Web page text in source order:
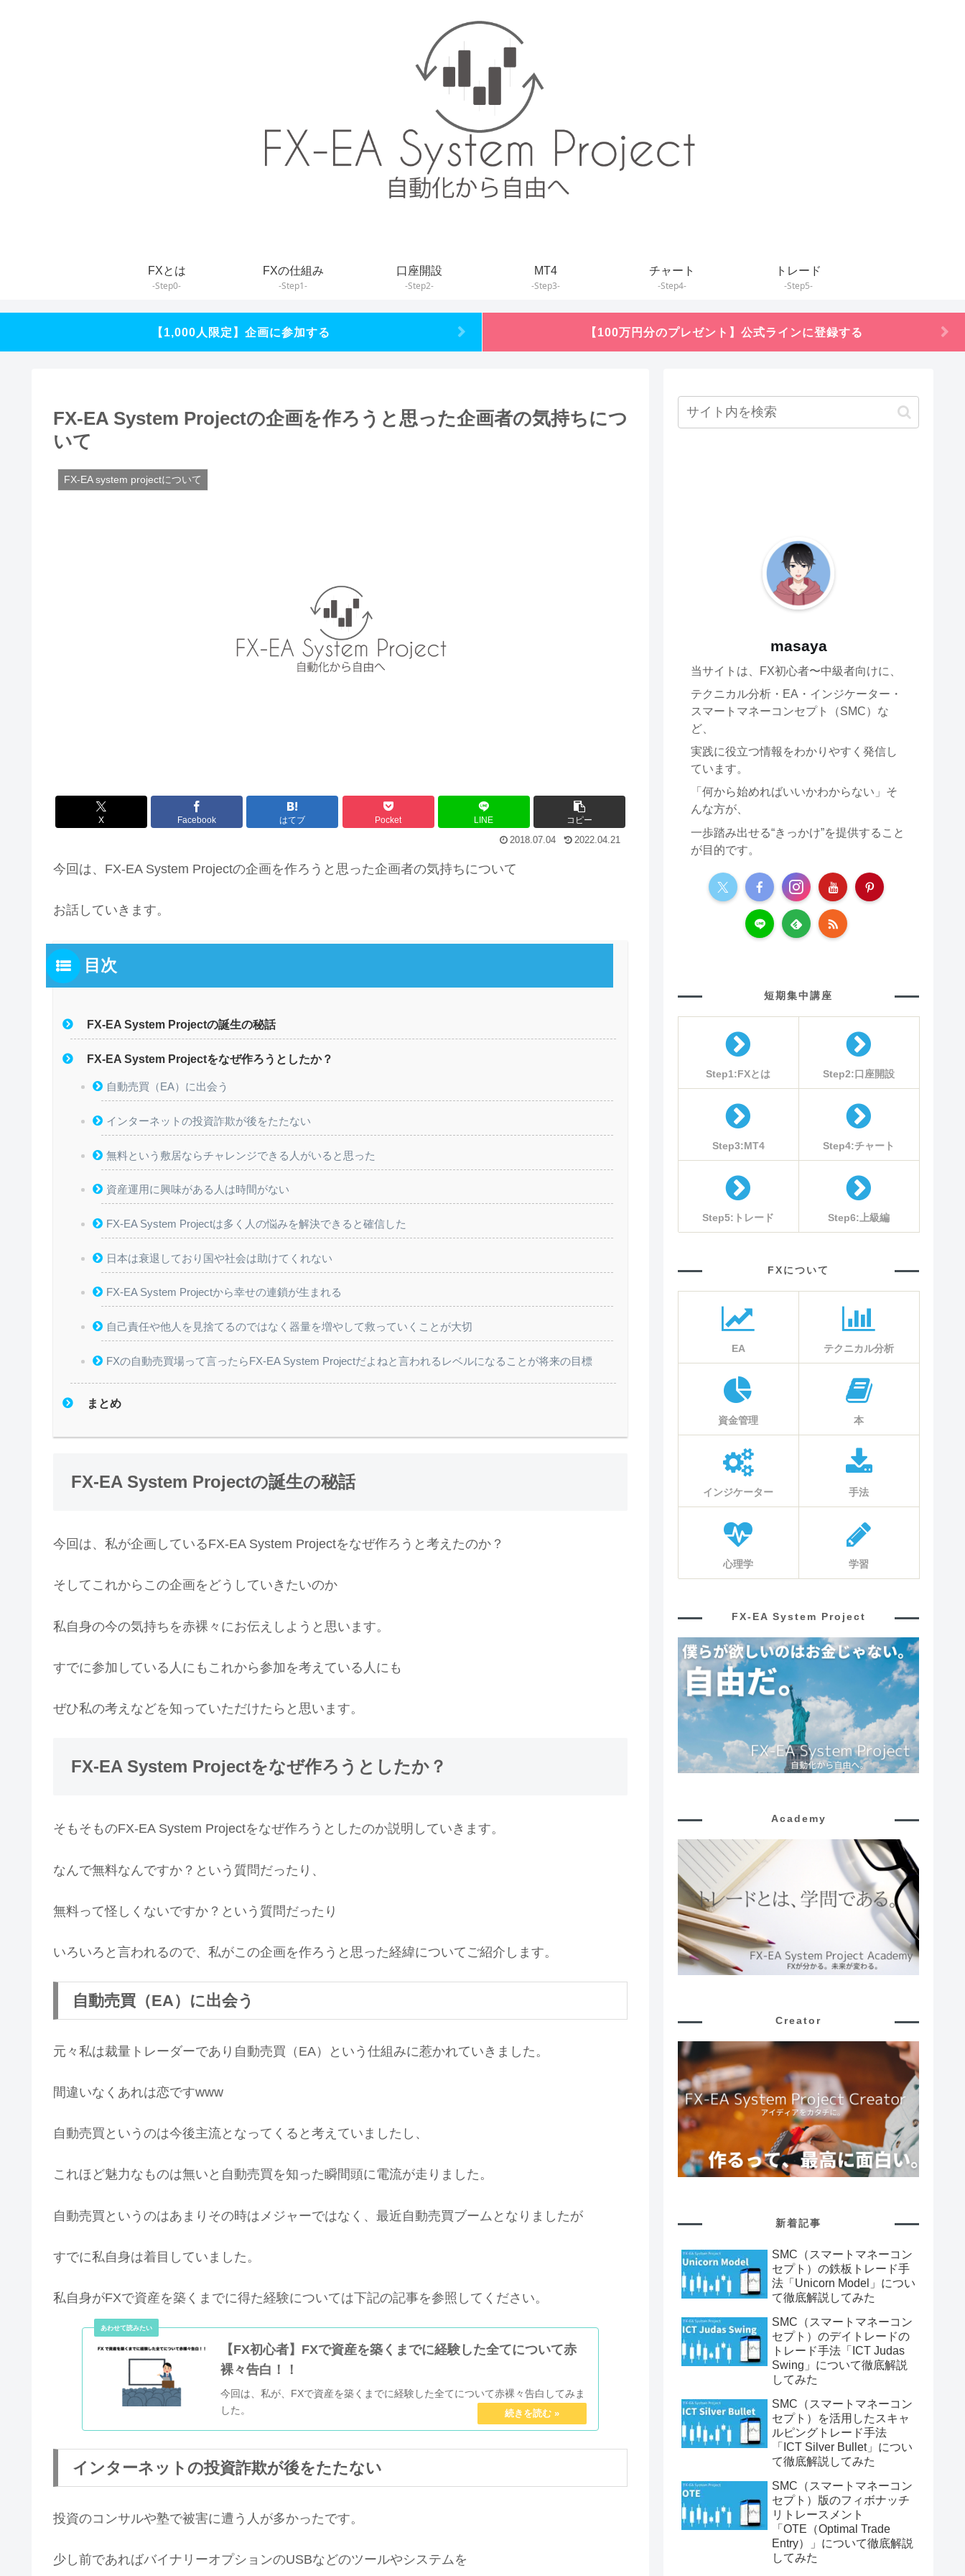
FXとは
-Step0-
FXの仕組み
-Step1-
口座開設
-Step2-
MT4
-Step3-
チャート
-Step4-
トレード
-Step5-
【1,000人限定】企画に参加する 【100万円分のプレゼント】公式ラインに登録する
FX-EA System Projectの企画を作ろうと思った企画者の気持ちにつ
いて
FX-EA system projectについて
X Facebook はてブ Pocket LINE コピー
2018.07.04 2022.04.21
今回は、FX-EA System Projectの企画を作ろうと思った企画者の気持ちについて
お話していきます。
目次
FX-EA System Projectの誕生の秘話
FX-EA System Projectをなぜ作ろうとしたか？
自動売買（EA）に出会う
インターネットの投資詐欺が後をたたない
無料という敷居ならチャレンジできる人がいると思った
資産運用に興味がある人は時間がない
FX-EA System Projectは多く人の悩みを解決できると確信した
日本は衰退しており国や社会は助けてくれない
FX-EA System Projectから幸せの連鎖が生まれる
自己責任や他人を見捨てるのではなく器量を増やして救っていくことが大切
FXの自動売買場って言ったらFX-EA System Projectだよねと言われるレベルになることが将来の目標
まとめ
FX-EA System Projectの誕生の秘話
今回は、私が企画しているFX-EA System Projectをなぜ作ろうと考えたのか？
そしてこれからこの企画をどうしていきたいのか
私自身の今の気持ちを赤裸々にお伝えしようと思います。
すでに参加している人にもこれから参加を考えている人にも
ぜひ私の考えなどを知っていただけたらと思います。
FX-EA System Projectをなぜ作ろうとしたか？
そもそものFX-EA System Projectをなぜ作ろうとしたのか説明していきます。
なんで無料なんですか？という質問だったり、
無料って怪しくないですか？という質問だったり
いろいろと言われるので、私がこの企画を作ろうと思った経緯についてご紹介します。
自動売買（EA）に出会う
元々私は裁量トレーダーであり自動売買（EA）という仕組みに惹かれていきました。
間違いなくあれは恋ですwww
自動売買というのは今後主流となってくると考えていましたし、
これほど魅力なものは無いと自動売買を知った瞬間頭に電流が走りました。
自動売買というのはあまりその時はメジャーではなく、最近自動売買ブームとなりましたが
すでに私自身は着目していました。
私自身がFXで資産を築くまでに得た経験については下記の記事を参照してください。
【FX初心者】FXで資産を築くまでに経験した全てについて赤
裸々告白！！
今回は、私が、FXで資産を築くまでに経験した全てについて赤裸々告白してみま
した。
インターネットの投資詐欺が後をたたない
投資のコンサルや塾で被害に遭う人が多かったです。
少し前であればバイナリーオプションのUSBなどのツールやシステムを
masaya
当サイトは、FX初心者〜中級者向けに、
テクニカル分析・EA・インジケーター・
スマートマネーコンセプト（SMC）な
ど、
実践に役立つ情報をわかりやすく発信し
ています。
「何から始めればいいかわからない」そ
んな方が、
一歩踏み出せる“きっかけ”を提供すること
が目的です。
短期集中講座
Step1:FXとは Step2:口座開設
Step3:MT4 Step4:チャート
Step5:トレード Step6:上級編
FXについて
EA テクニカル分析
資金管理 本
インジケーター 手法
心理学 学習
FX-EA System Project
Academy
Creator
新着記事
SMC（スマートマネーコン
セプト）の鉄板トレード手
法「Unicorn Model」につい
て徹底解説してみた
SMC（スマートマネーコン
セプト）のデイトレードの
トレード手法「ICT Judas
Swing」について徹底解説
してみた
SMC（スマートマネーコン
セプト）を活用したスキャ
ルピングトレード手法
「ICT Silver Bullet」につい
て徹底解説してみた
SMC（スマートマネーコン
セプト）版のフィボナッチ
リトレースメント
「OTE（Optimal Trade
Entry）」について徹底解説
してみた